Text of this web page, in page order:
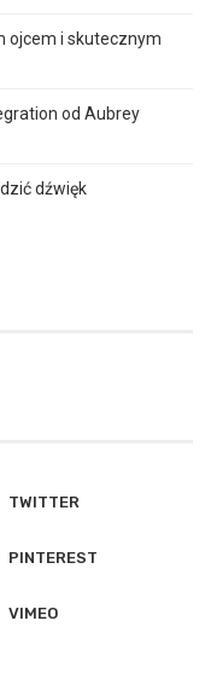
ojcem i skutecznym
od Aubrey
dźwięk
TWITTER
PINTEREST
VIMEO